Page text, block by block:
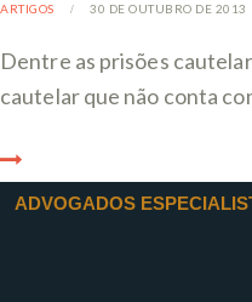
ARTIGOS 30 DE OUTUBRO DE 2013
Dentre as prisões
cautelar que não conta
ADVOGADOS